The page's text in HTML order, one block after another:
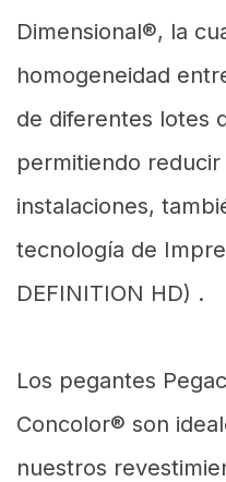
Dimensional®, la
homogeneidad
de diferentes lotes
permitiendo
instalaciones,
tecnología de
DEFINITION HD) .
Los pegantes
Concolor® son
nuestros